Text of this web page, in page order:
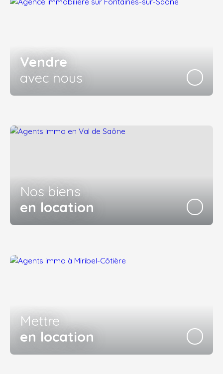
Vendre
avec nous
Nos biens
en location
Mettre
en location